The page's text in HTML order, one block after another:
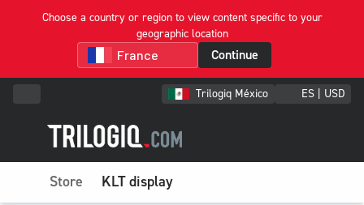
Choose a country or region to view content specific to your
geographic location
Continue
Trilogiq México ES | USD
Store KLT display